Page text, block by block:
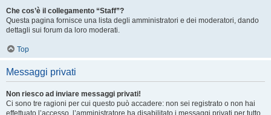
Che cos’è il collegamento “Staff”?
Questa pagina fornisce una lista degli amministratori e dei moderatori, dando
dettagli sui forum da loro moderati.
Top
Messaggi privati
Non riesco ad inviare messaggi privati!
Ci sono tre ragioni per cui questo può accadere: non sei registrato o non hai
effettuato l’accesso, l’amministratore ha disabilitato i messaggi privati per tutto